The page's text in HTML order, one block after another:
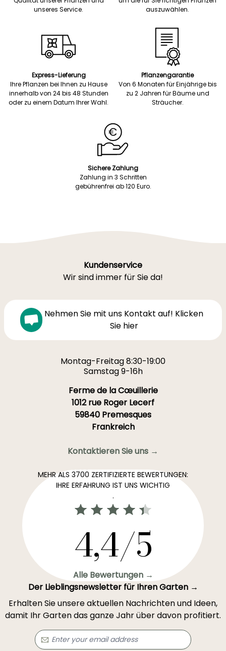
unseres Service.
auszuwählen.
Express-Lieferung
Ihre Pflanzen bei Ihnen zu Hause
innerhalb von 24 bis 48 Stunden
oder zu einem Datum Ihrer Wahl.
Pflanzengarantie
Von 6 Monaten für Einjährige bis
zu 2 Jahren für Bäume und
Sträucher.
Sichere Zahlung
Zahlung in 3 Schritten
gebührenfrei ab 120 Euro.
Kundenservice
Wir sind immer für Sie da!
Nehmen Sie mit uns Kontakt auf! Klicken
Sie hier
Montag-Freitag 8:30-19:00
Samstag 9-16h
Ferme de la Cœuillerie
1012 rue Roger Lecerf
59840 Premesques
Frankreich
Kontaktieren Sie uns →
MEHR ALS 3700 ZERTIFIZIERTE BEWERTUNGEN:
IHRE ERFAHRUNG IST UNS WICHTIG
.
4,4/5
Alle Bewertungen →
Der Lieblingsnewsletter für Ihren Garten →
Erhalten Sie unsere aktuellen Nachrichten und Ideen,
damit Ihr Garten das ganze Jahr über davon profitiert.